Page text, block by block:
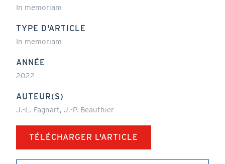
In memoriam
TYPE D'ARTICLE
In memoriam
ANNÉE
2022
AUTEUR(S)
J.-L. Fagnart, J.-P. Beauthier
TÉLÉCHARGER L'ARTICLE